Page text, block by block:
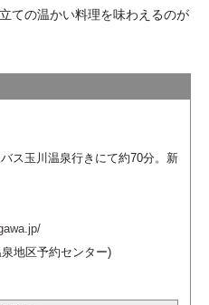
ての温かい料理を味わえるのが
ス玉川温泉行きにて約70分。新
地区予約センター)